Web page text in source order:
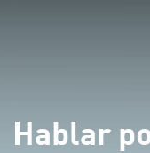
Hablar